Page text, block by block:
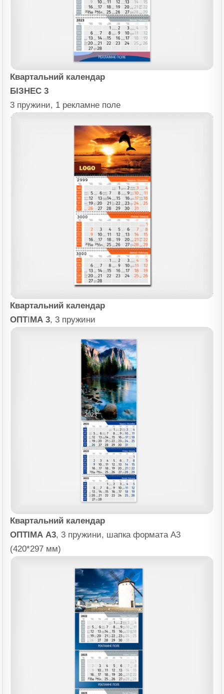
Квартальний календар
БІЗНЕС 3
3 пружини, 1 рекламне поле
Квартальний календар
ОПТІ МА 3, 3 пружини
Квартальний календар
ОПТІМА А3, 3 пружини, шапка формата А3
(420*297 мм)